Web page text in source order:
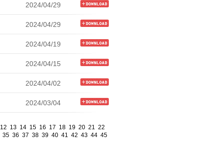
2024/04/29
2024/04/29
2024/04/19
2024/04/15
2024/04/02
2024/03/04
12 13 14 15 16 17 18 19 20 21 22
35 36 37 38 39 40 41 42 43 44 45